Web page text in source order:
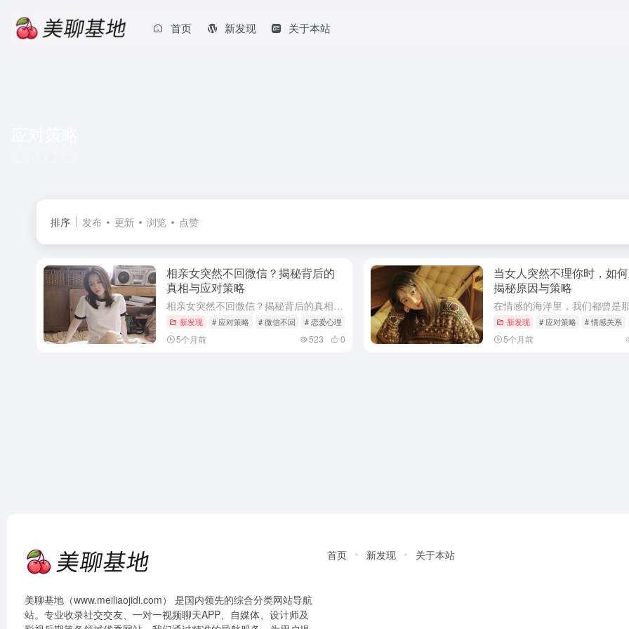
首页 新发现 关于本站
排序 发布 更新 浏览 点赞
相亲女突然不回微信？揭秘背后的
真相与应对策略
相亲女突然不回微信？揭秘背后的真相！ 一、欲擒故纵？可能是个误会！ 套路指数：🌟🌟🌟 核心要点： 欲擒故纵，这招在恋爱兵法里确实存在，但相亲场上，它可能只是个美丽的误会。 情景再现： 你和她相亲之后...
新发现 # 应对策略 # 微信不回 # 恋爱心理
5个月前 523 0
当女人突然不理你时，如
揭秘原因与策略
新发现 # 应对策略 # 情感关系
5个月前
美聊基地（www.meiliaojidi.com） 是国内领先的综合分类网站导航
站。专业收录社交交友、一对一视频聊天APP、自媒体、设计师及
首页 新发现 关于本站